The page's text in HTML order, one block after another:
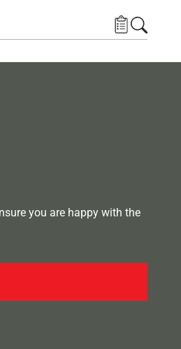
you are happy with the